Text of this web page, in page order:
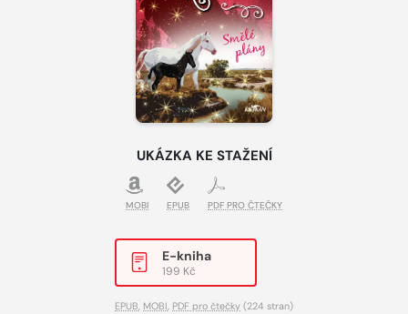
UKÁZKA KE STAŽENÍ
MOBI EPUB PDF PRO ČTEČKY
E-kniha
199 Kč
EPUB MOBI PDF pro čtečky (224 stran)